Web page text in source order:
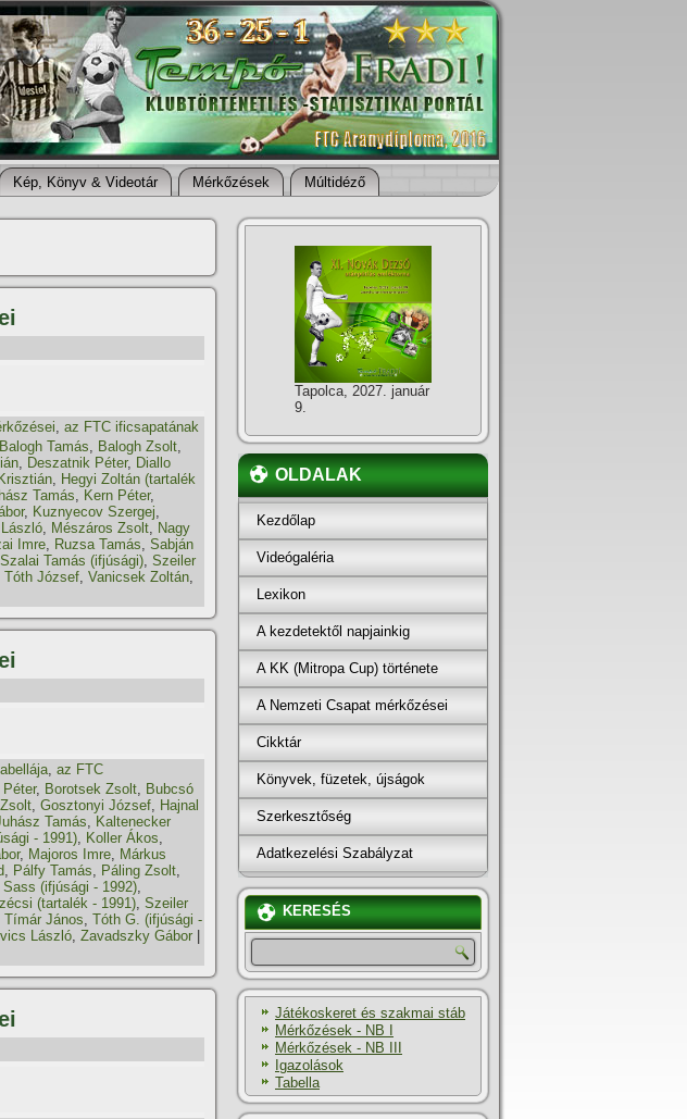
Kép, Könyv & Videotár Mérkőzések Múltidéző
, az FTC ificsapatának
Balogh Tamás, Balogh Zsolt,
, Deszatnik Péter, Diallo
, Hegyi Zoltán (tartalék
Tamás, Kern Péter,
, Kuznyecov Szergej,
, Mészáros Zsolt, Nagy
Imre, Ruzsa Tamás, Sabján
Szalai Tamás (ifjúsági), Szeiler
Tóth József, Vanicsek Zoltán,
, az FTC
Péter, Borotsek Zsolt, Bubcsó
, Gosztonyi József, Hajnal
Tamás, Kaltenecker
- 1991), Koller Ákos,
, Majoros Imre, Márkus
, Pálfy Tamás, Páling Zsolt,
Sass (ifjúsági - 1992),
(tartalék - 1991), Szeiler
Tí­már János, Tóth G. (ifjúsági -
László, Zavadszky Gábor
Tapolca, 2027. január
9.
OLDALAK
Kezdőlap
Videógaléria
Lexikon
A kezdetektől napjainkig
A KK (Mitropa Cup) története
A Nemzeti Csapat mérkőzései
Cikktár
Könyvek, füzetek, újságok
Szerkesztőség
Adatkezelési Szabályzat
KERESÉS
Játékoskeret és szakmai stáb
Mérkőzések - NB I
Mérkőzések - NB III
Igazolások
Tabella